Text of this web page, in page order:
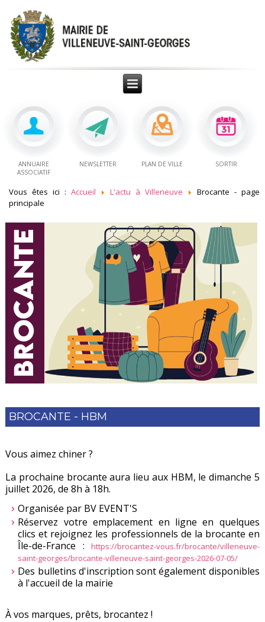
ANNUAIRE
ASSOCIATIF
NEWSLETTER PLAN DE VILLE SORTIR
Vous êtes ici : Accueil L'actu à Villeneuve
Brocante - page
principale
BROCANTE - HBM
Vous aimez chiner ?
La prochaine brocante aura lieu aux HBM, le dimanche 5
juillet 2026, de 8h à 18h.
Organisée par BV EVENT'S
Réservez votre emplacement en ligne en quelques
clics et rejoignez les professionnels de la brocante en
Île-de-France :
https://brocantez-vous.fr/brocante/villeneuve-
saint-georges/brocante-villeneuve-saint-georges-2026-07-05/
Des bulletins d'inscription sont également disponibles
à l'accueil de la mairie
À vos marques, prêts, brocantez !